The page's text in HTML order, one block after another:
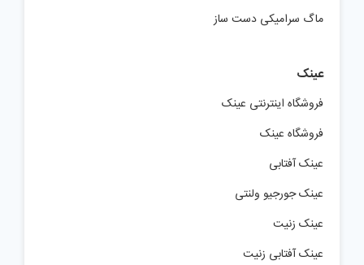
ماگ سرامیکی دست ساز
عینک
فروشگاه اینترنتی عینک
فروشگاه عینک
عینک آفتابی
عینک جورجیو ولنتی
عینک زنیت
عینک آفتابی زنیت